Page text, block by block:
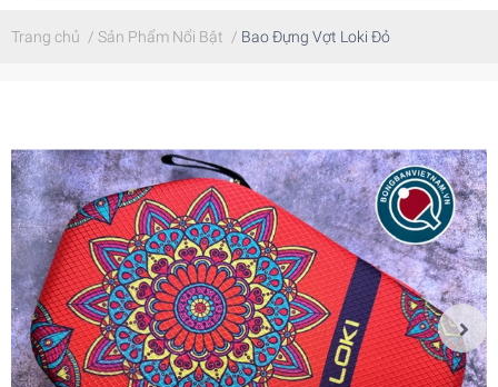
Trang chủ / Sản Phẩm Nổi Bật / Bao Đựng Vợt Loki Đỏ